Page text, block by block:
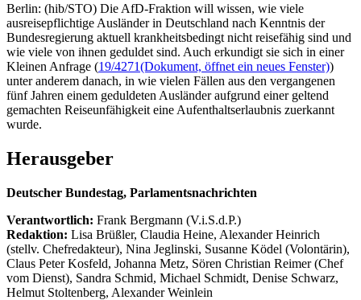
Berlin: (hib/STO) Die AfD-Fraktion will wissen, wie viele
ausreisepflichtige Ausländer in Deutschland nach Kenntnis der
Bundesregierung aktuell krankheitsbedingt nicht reisefähig sind und
wie viele von ihnen geduldet sind. Auch erkundigt sie sich in einer
Kleinen Anfrage (19/4271(Dokument, öffnet ein neues Fenster))
unter anderem danach, in wie vielen Fällen aus den vergangenen
fünf Jahren einem geduldeten Ausländer aufgrund einer geltend
gemachten Reiseunfähigkeit eine Aufenthaltserlaubnis zuerkannt
wurde.
Herausgeber
Deutscher Bundestag, Parlamentsnachrichten
Verantwortlich: Frank Bergmann (V.i.S.d.P.)
Redaktion: Lisa Brüßler, Claudia Heine, Alexander Heinrich
(stellv. Chefredakteur), Nina Jeglinski, Susanne Ködel (Volontärin),
Claus Peter Kosfeld, Johanna Metz, Sören Christian Reimer (Chef
vom Dienst), Sandra Schmid, Michael Schmidt, Denise Schwarz,
Helmut Stoltenberg, Alexander Weinlein